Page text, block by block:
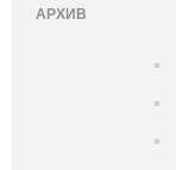
АРХИВ